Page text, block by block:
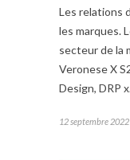
Les relations
les marques.
secteur de la
Veronese X
Design, DRP
12 septembre 2022